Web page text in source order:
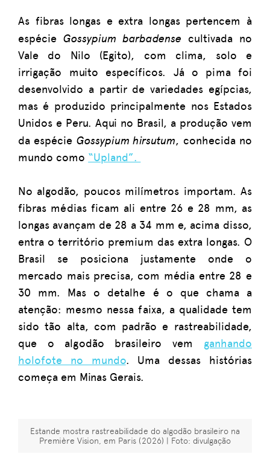
As fibras longas e extra longas pertencem à
espécie Gossypium barbadense cultivada no
Vale do Nilo (Egito), com clima, solo e
irrigação muito específicos. Já o pima foi
desenvolvido a partir de variedades egípcias,
mas é produzido principalmente nos Estados
Unidos e Peru. Aqui no Brasil, a produção vem
da espécie Gossypium hirsutum, conhecida no
mundo como “Upland”.
No algodão, poucos milímetros importam. As
fibras médias ficam ali entre 26 e 28 mm, as
longas avançam de 28 a 34 mm e, acima disso,
entra o território premium das extra longas. O
Brasil se posiciona justamente onde o
mercado mais precisa, com média entre 28 e
30 mm. Mas o detalhe é o que chama a
atenção: mesmo nessa faixa, a qualidade tem
sido tão alta, com padrão e rastreabilidade,
que o algodão brasileiro vem ganhando
holofote no mundo. Uma dessas histórias
começa em Minas Gerais.
Estande mostra rastreabilidade do algodão brasileiro na
Première Vision, em Paris (2026) | Foto: divulgação